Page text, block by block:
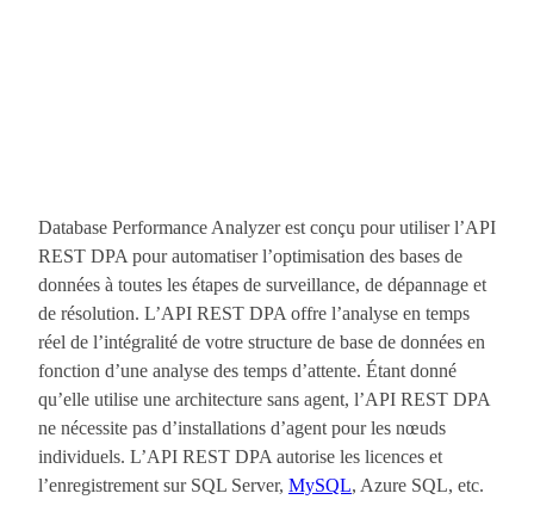
Database Performance Analyzer est conçu pour utiliser l’API
REST DPA pour automatiser l’optimisation des bases de
données à toutes les étapes de surveillance, de dépannage et
de résolution. L’API REST DPA offre l’analyse en temps
réel de l’intégralité de votre structure de base de données en
fonction d’une analyse des temps d’attente. Étant donné
qu’elle utilise une architecture sans agent, l’API REST DPA
ne nécessite pas d’installations d’agent pour les nœuds
individuels. L’API REST DPA autorise les licences et
l’enregistrement sur SQL Server, MySQL, Azure SQL, etc.